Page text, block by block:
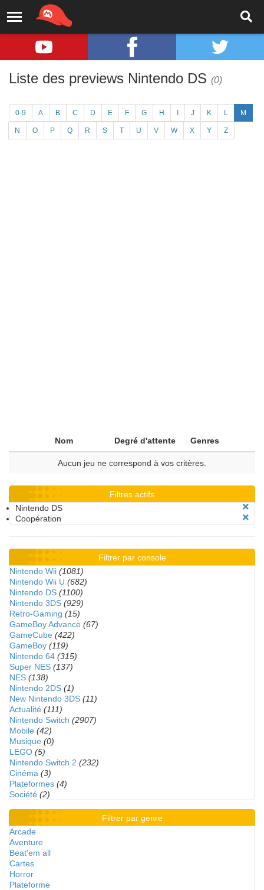
Liste des previews Nintendo DS (0)
0-9 A B C D E F G H J K L M
N O P Q R S T U V W X Y Z
Nom Degré d'attente Genres
Aucun jeu ne correspond à vos critères.
Filtres actifs
Nintendo DS
Coopération
Filtrer par console
Nintendo Wii (1081)
Nintendo Wii U (682)
Nintendo DS (1100)
Nintendo 3DS (929)
Retro-Gaming (15)
GameBoy Advance (67)
GameCube (422)
GameBoy (119)
Nintendo 64 (315)
Super NES (137)
NES (138)
Nintendo 2DS (1)
New Nintendo 3DS (11)
Actualité (111)
Nintendo Switch (2907)
Mobile (42)
Musique (0)
LEGO (5)
Nintendo Switch 2 (232)
Cinéma (3)
Plateformes (4)
Société (2)
Filtrer par genre
Arcade
Aventure
Beat'em all
Cartes
Horror
Plateforme